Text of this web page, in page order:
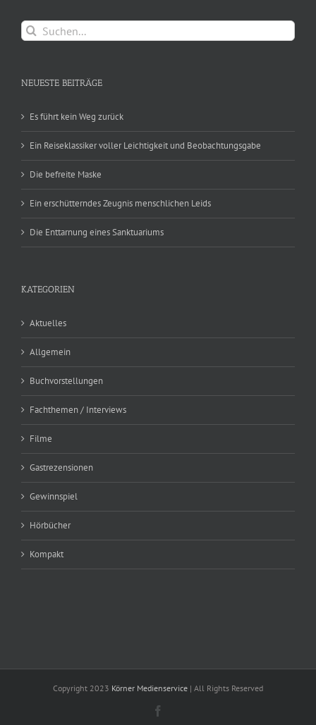
Suche
nach:
NEUESTE BEITRÄGE
Es führt kein Weg zurück
Ein Reiseklassiker voller Leichtigkeit und Beobachtungsgabe
Die befreite Maske
Ein erschütterndes Zeugnis menschlichen Leids
Die Enttarnung eines Sanktuariums
KATEGORIEN
Aktuelles
Allgemein
Buchvorstellungen
Fachthemen / Interviews
Filme
Gastrezensionen
Gewinnspiel
Hörbücher
Kompakt
Copyright 2023 Körner Medienservice | All Rights Reserved